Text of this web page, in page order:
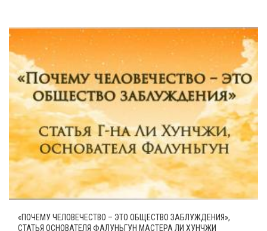
«ПОЧЕМУ ЧЕЛОВЕЧЕСТВО – ЭТО ОБЩЕСТВО ЗАБЛУЖДЕНИЯ»,
СТАТЬЯ ОСНОВАТЕЛЯ ФАЛУНЬГУН МАСТЕРА ЛИ ХУНЧЖИ